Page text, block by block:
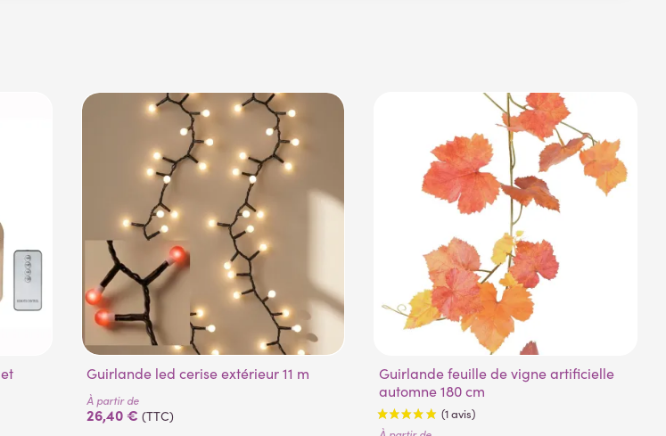
Guirlande led cerise extérieur 11 m
À partir de
26,40 € (TTC)
Guirlande feuille de vigne artificielle
automne 180 cm